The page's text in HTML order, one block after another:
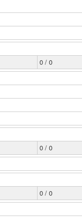
0 / 0
0 / 0
0 / 0